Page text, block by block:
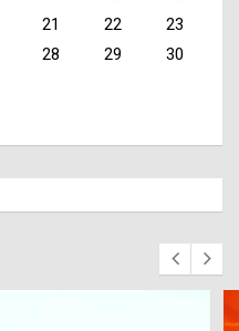
21 22
23
28 29
30